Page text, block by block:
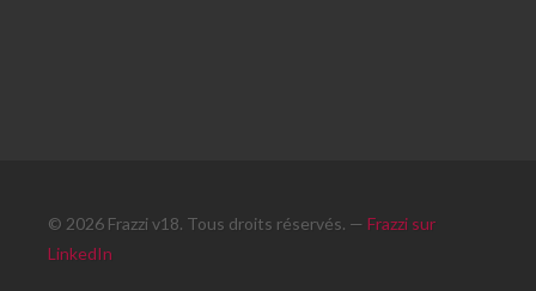
© 2026 Frazzi v18. Tous droits réservés. — Frazzi sur
LinkedIn